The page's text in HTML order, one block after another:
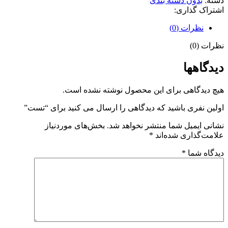
اشتراک گذاری:
نظرات (0)
نظرات (0)
دیدگاهها
هیچ دیدگاهی برای این محصول نوشته نشده است.
اولین نفری باشید که دیدگاهی را ارسال می کنید برای “تست”
نشانی ایمیل شما منتشر نخواهد شد. بخش‌های موردنیاز
علامت‌گذاری شده‌اند *
دیدگاه شما *